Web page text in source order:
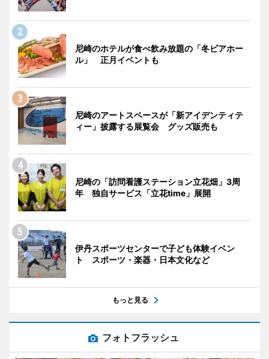
尼崎のホテルが食べ飲み放題の「冬ビアホー
ル」 正月イベントも
尼崎のアートスペースが「新アイデンティテ
ィー」披露する展覧会 グッズ販売も
尼崎の「訪問看護ステーション立花畑」3周
年 独自サービス「立花time」展開
伊丹スポーツセンターで子ども体験イベン
ト スポーツ・楽器・日本文化など
もっと見る
フォトフラッシュ